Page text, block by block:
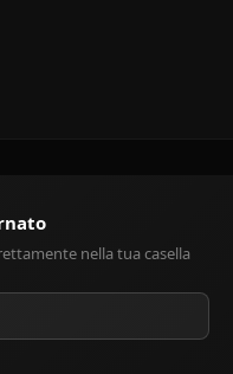
nella tua casella